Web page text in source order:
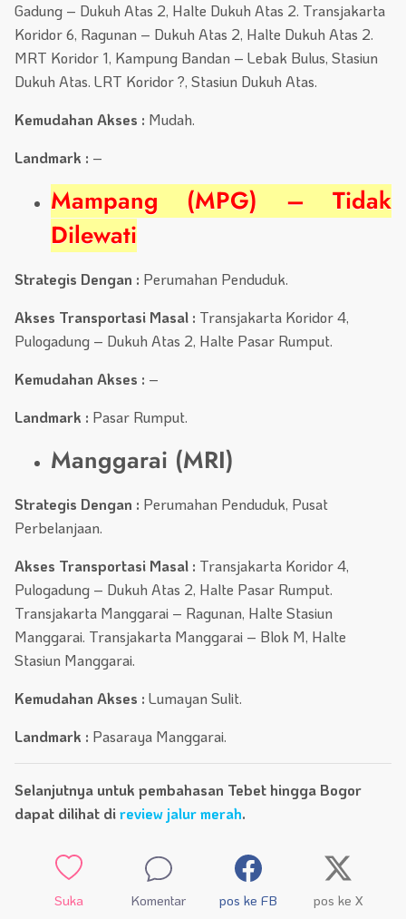
Gadung – Dukuh Atas 2, Halte Dukuh Atas 2. Transjakarta
Koridor 6, Ragunan – Dukuh Atas 2, Halte Dukuh Atas 2.
MRT Koridor 1, Kampung Bandan – Lebak Bulus, Stasiun
Dukuh Atas. LRT Koridor ?, Stasiun Dukuh Atas.
Kemudahan Akses : Mudah.
Landmark : –
Mampang (MPG) – Tidak
Dilewati
Strategis Dengan : Perumahan Penduduk.
Akses Transportasi Masal : Transjakarta Koridor 4,
Pulogadung – Dukuh Atas 2, Halte Pasar Rumput.
Kemudahan Akses : –
Landmark : Pasar Rumput.
Manggarai (MRI)
Strategis Dengan : Perumahan Penduduk, Pusat
Perbelanjaan.
Akses Transportasi Masal : Transjakarta Koridor 4,
Pulogadung – Dukuh Atas 2, Halte Pasar Rumput.
Transjakarta Manggarai – Ragunan, Halte Stasiun
Manggarai. Transjakarta Manggarai – Blok M, Halte
Stasiun Manggarai.
Kemudahan Akses : Lumayan Sulit.
Landmark : Pasaraya Manggarai.
Selanjutnya untuk pembahasan Tebet hingga Bogor
dapat dilihat direview jalur merah.
Suka Komentar pos ke FB pos ke X